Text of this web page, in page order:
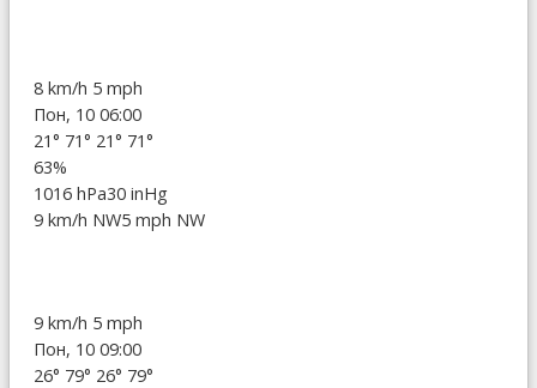
8 km/h 5 mph
Пон, 10 06:00
21° 71° 21° 71°
63%
1016 hPa30 inHg
9 km/h NW5 mph NW
9 km/h 5 mph
Пон, 10 09:00
26° 79° 26° 79°